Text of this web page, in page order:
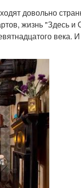
довольно
жизнь "Здесь и
века.